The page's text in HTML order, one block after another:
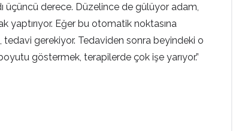
üçüncü derece. Düzelince de gülüyor adam,
yaptırıyor. Eğer bu otomatik noktasına
gerekiyor. Tedaviden sonra beyindeki o
göstermek, terapilerde çok işe yarıyor.”